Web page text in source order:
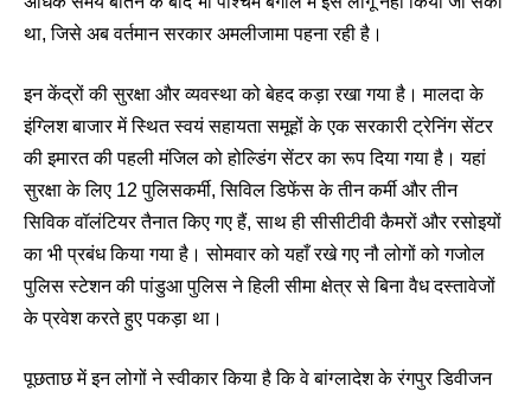
था, जिसे अब वर्तमान सरकार अमलीजामा पहना रही है।
इन केंद्रों की सुरक्षा और व्यवस्था को बेहद कड़ा रखा गया है। मालदा के
इंग्लिश बाजार में स्थित स्वयं सहायता समूहों के एक सरकारी ट्रेनिंग सेंटर
की इमारत की पहली मंजिल को होल्डिंग सेंटर का रूप दिया गया है। यहां
सुरक्षा के लिए 12 पुलिसकर्मी, सिविल डिफेंस के तीन कर्मी और तीन
सिविक वॉलंटियर तैनात किए गए हैं, साथ ही सीसीटीवी कैमरों और रसोइयों
का भी प्रबंध किया गया है। सोमवार को यहाँ रखे गए नौ लोगों को गजोल
पुलिस स्टेशन की पांडुआ पुलिस ने हिली सीमा क्षेत्र से बिना वैध दस्तावेजों
के प्रवेश करते हुए पकड़ा था।
पूछताछ में इन लोगों ने स्वीकार किया है कि वे बांग्लादेश के रंगपुर डिवीजन